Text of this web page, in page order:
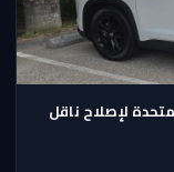
المتحدة لإصلاح ناقل